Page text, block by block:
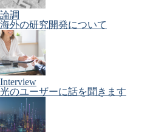
論調
海外の研究開発について
Interview
光のユーザーに話を聞きます